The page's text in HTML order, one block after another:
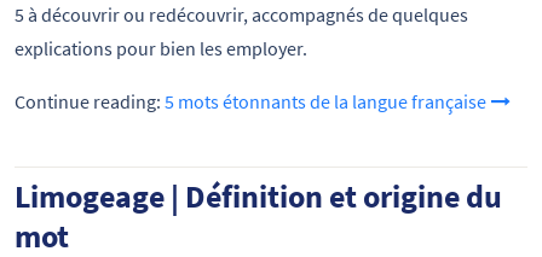
5 à découvrir ou redécouvrir, accompagnés de quelques
explications pour bien les employer.
Continue reading: 5 mots étonnants de la langue française
Limogeage | Définition et origine du
mot